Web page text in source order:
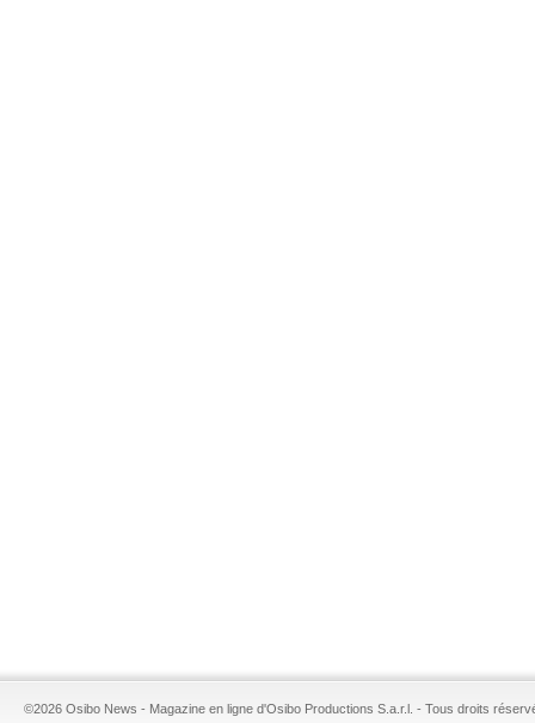
©2026 Osibo News - Magazine en ligne d'Osibo Productions S.a.r.l. - Tous droits